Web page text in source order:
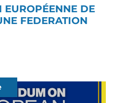
DE
FEDERATION